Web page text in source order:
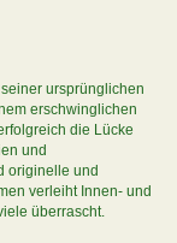
ursprünglichen
erschwinglichen
die Lücke
und
originelle und
verleiht Innen- und
überrascht.